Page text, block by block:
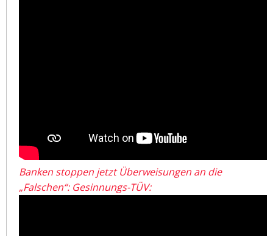
Banken stoppen jetzt Überweisungen an die
„Falschen“: Gesinnungs-TÜV: